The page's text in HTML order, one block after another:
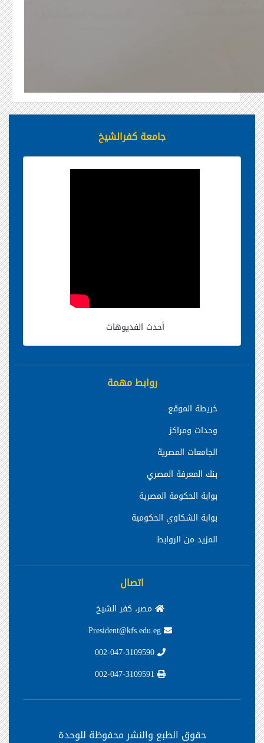
جامعة كفرالشيخ
أحدث الفديوهات
روابط مهمة
خريطة الموقع
وحدات ومراكز
الجامعات المصرية
بنك المعرفة المصري
بوابة الحكومة المصرية
بوابة الشكاوي الحكومية
المزيد من الروابط
اتصال
مصر، كفر الشيخ
حقوق الطبع والنشر محفوظة للوحدة